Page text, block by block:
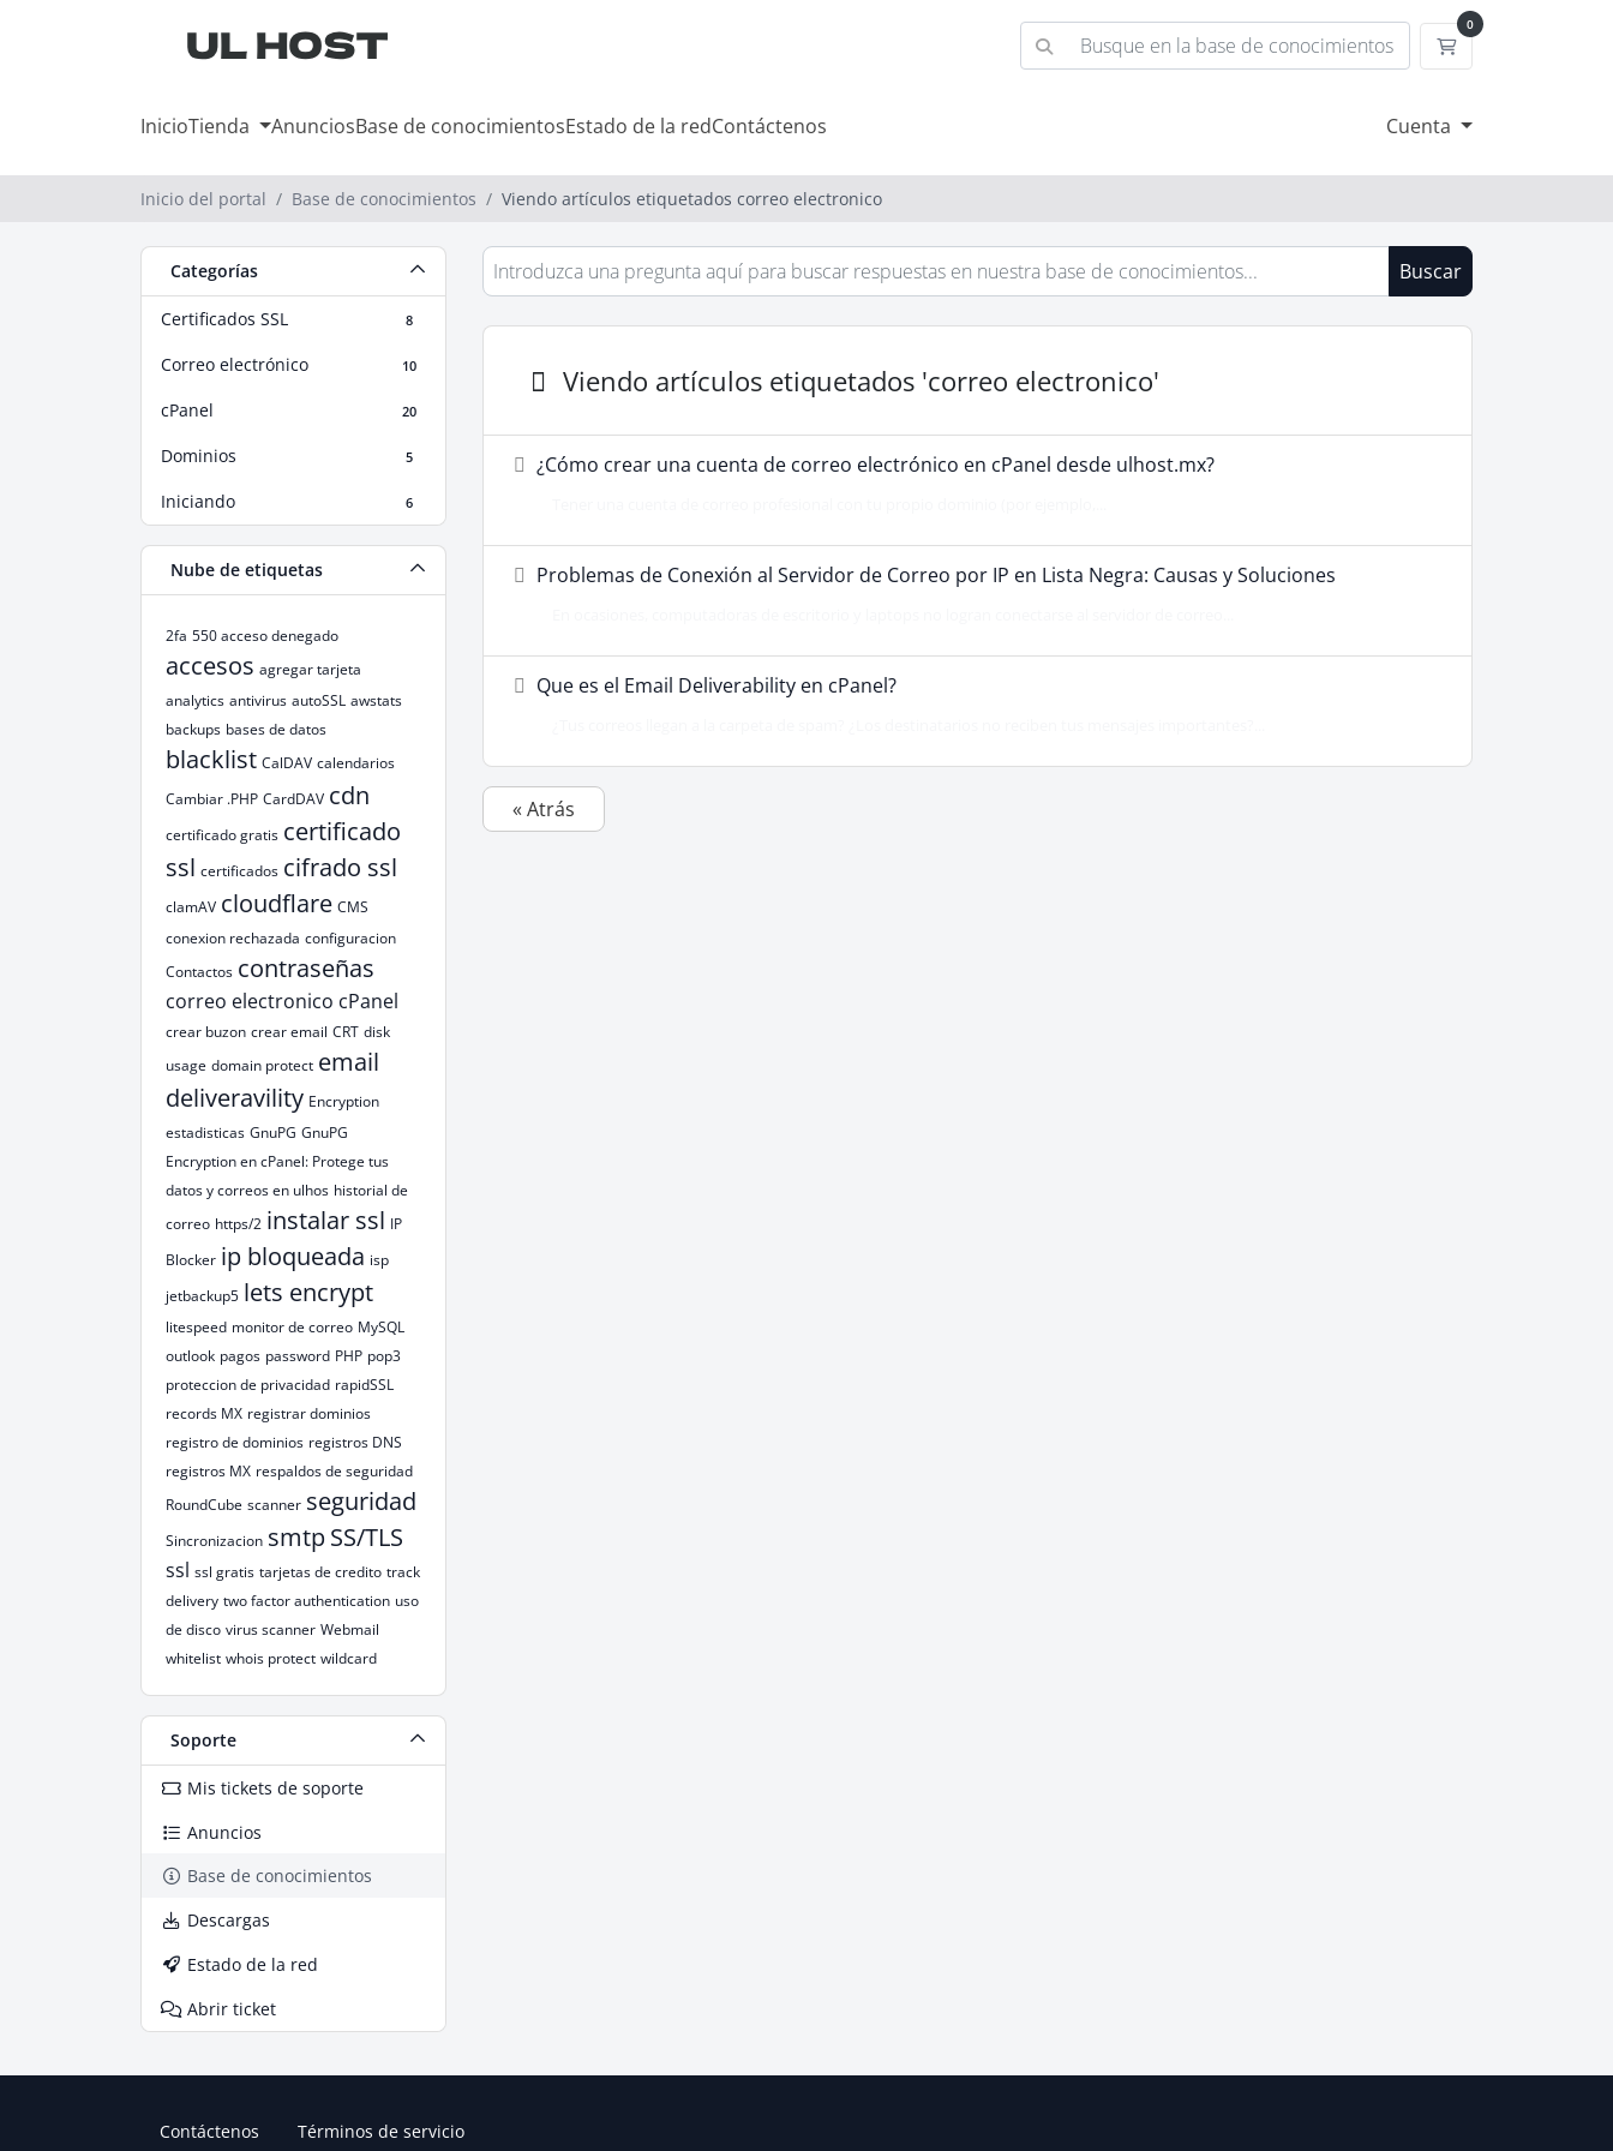
0
Carrito
InicioTienda AnunciosBase de conocimientosEstado de la redContáctenos Cuenta
Inicio del portal Base de conocimientos Viendo artículos etiquetados correo electronico
Categorías
Certificados SSL 8
Correo electrónico 10
cPanel 20
Dominios 5
Iniciando 6
Nube de etiquetas
2fa 550 acceso denegado
accesos agregar tarjeta
analytics antivirus autoSSL awstats
backups bases de datos
blacklist CalDAV calendarios
Cambiar .PHP CardDAV cdn
certificado gratis certificado
ssl certificados cifrado ssl
clamAV cloudflare CMS
conexion rechazada configuracion
Contactos contraseñas
correo electronico cPanel
crear buzon crear email CRT disk
usage domain protect email
deliveravility Encryption
estadisticas GnuPG GnuPG
Encryption en cPanel: Protege tus
datos y correos en ulhos historial de
correo https/2 instalar ssl IP
Blocker ip bloqueada isp
jetbackup5 lets encrypt
litespeed monitor de correo MySQL
outlook pagos password PHP pop3
proteccion de privacidad rapidSSL
records MX registrar dominios
registro de dominios registros DNS
registros MX respaldos de seguridad
RoundCube scanner seguridad
Sincronizacion smtpSS/TLS
ssl ssl gratis tarjetas de credito track
delivery two factor authentication uso
de disco virus scanner Webmail
whitelist whois protect wildcard
Soporte
Mis tickets de soporte
Anuncios
Base de conocimientos
Descargas
Estado de la red
Abrir ticket
Buscar
Viendo artículos etiquetados 'correo electronico'
¿Cómo crear una cuenta de correo electrónico en cPanel desde ulhost.mx?
Problemas de Conexión al Servidor de Correo por IP en Lista Negra: Causas y Soluciones
Que es el Email Deliverability en cPanel?
« Atrás
Contáctenos Términos de servicio